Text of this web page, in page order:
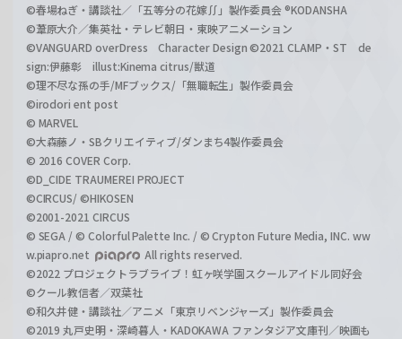
©春場ねぎ・講談社／「五等分の花嫁∬」製作委員会 ®KODANSHA
©葦原大介／集英社・テレビ朝日・東映アニメーション
©VANGUARD overDress Character Design ©2021 CLAMP・ST de
sign:伊藤彰 illust:Kinema citrus/獣道
©理不尽な孫の手/MFブックス/「無職転生」製作委員会
©irodori ent post
© MARVEL
©大森藤ノ・SBクリエイティブ/ダンまち4製作委員会
© 2016 COVER Corp.
©D_CIDE TRAUMEREI PROJECT
©CIRCUS/ ©HIKOSEN
©2001-2021 CIRCUS
© SEGA / © Colorful Palette Inc. / © Crypton Future Media, INC. ww
w.piapro.net
All rights reserved.
©2022 プロジェクトラブライブ！虹ヶ咲学園スクールアイドル同好会
©クール教信者／双葉社
©和久井健・講談社／アニメ「東京リベンジャーズ」製作委員会
©2019 丸戸史明・深崎暮人・KADOKAWA ファンタジア文庫刊／映画も